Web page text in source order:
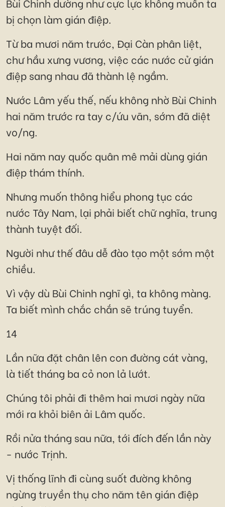
bị chọn làm gián điệp.
Từ ba mươi năm trước, Đại Càn phân liệt,
chư hầu xưng vương, việc các nước cử gián
điệp sang nhau đã thành lệ ngầm.
Nước Lâm yếu thế, nếu không nhờ Bùi Chinh
hai năm trước ra tay c/ứu vãn, sớm đã diệt
vo/ng.
Hai năm nay quốc quân mê mải dùng gián
điệp thám thính.
Nhưng muốn thông hiểu phong tục các
nước Tây Nam, lại phải biết chữ nghĩa, trung
thành tuyệt đối.
Người như thế đâu dễ đào tạo một sớm một
chiều.
Vì vậy dù Bùi Chinh nghĩ gì, ta không màng.
Ta biết mình chắc chắn sẽ trúng tuyển.
14
Lần nữa đặt chân lên con đường cát vàng,
là tiết tháng ba cỏ non lả lướt.
Chúng tôi phải đi thêm hai mươi ngày nữa
mới ra khỏi biên ải Lâm quốc.
Rồi nửa tháng sau nữa, tới đích đến lần này
- nước Trịnh.
Vị thống lĩnh đi cùng suốt đường không
ngừng truyền thụ cho năm tên gián điệp